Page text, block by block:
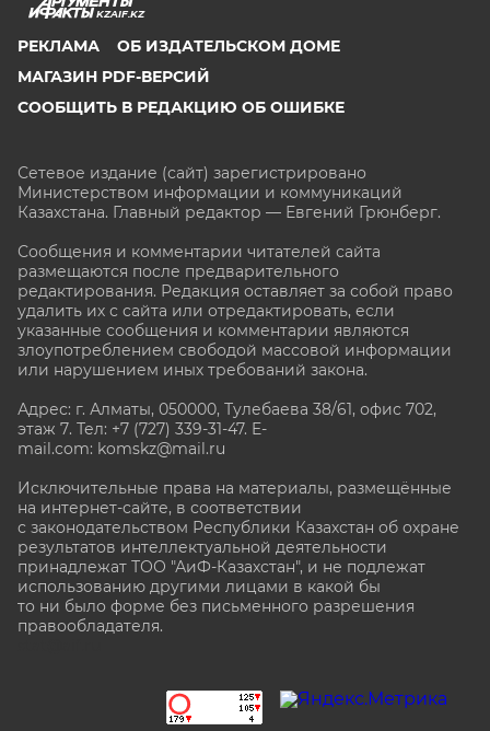
KZAIF.KZ
РЕКЛАМА
ОБ ИЗДАТЕЛЬСКОМ ДОМЕ
МАГАЗИН PDF-ВЕРСИЙ
СООБЩИТЬ В РЕДАКЦИЮ ОБ ОШИБКЕ
Сетевое издание (сайт) зарегистрировано
Министерством информации и коммуникаций
Казахстана. Главный редактор — Евгений Грюнберг.
Сообщения и комментарии читателей сайта
размещаются после предварительного
редактирования. Редакция оставляет за собой право
удалить их с сайта или отредактировать, если
указанные сообщения и комментарии являются
злоупотреблением свободой массовой информации
или нарушением иных требований закона.
Адрес: г. Алматы, 050000, Тулебаева 38/61, офис 702,
этаж 7. Тел: +7 (727) 339-31-47. E-
mail.com: komskz@mail.ru
Исключительные права на материалы, размещённые
на интернет-сайте, в соответствии
с законодательством Республики Казахстан об охране
результатов интеллектуальной деятельности
принадлежат ТОО "АиФ-Казахстан", и не подлежат
использованию другими лицами в какой бы
то ни было форме без письменного разрешения
правообладателя.